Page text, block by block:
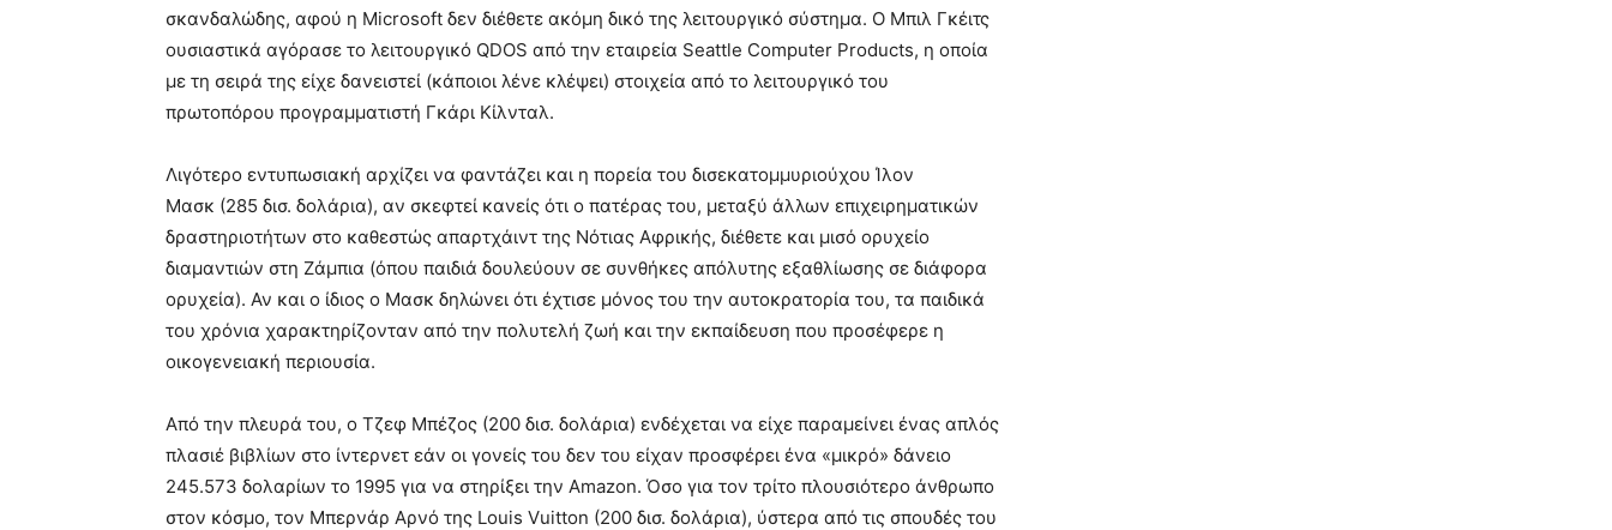
σκανδαλώδης, αφού η Microsoft δεν διέθετε ακόμη δικό της λειτουργικό σύστημα. O Μπιλ Γκέιτς
ουσιαστικά αγόρασε το λειτουργικό QDOS από την εταιρεία Seattle Computer Products, η οποία
με τη σειρά της είχε δανειστεί (κάποιοι λένε κλέψει) στοιχεία από το λειτουργικό του
πρωτοπόρου προγραμματιστή Γκάρι Κίλνταλ.
Λιγότερο εντυπωσιακή αρχίζει να φαντάζει και η πορεία του δισεκατομμυριούχου Ίλον
Μασκ (285 δισ. δολάρια), αν σκεφτεί κανείς ότι ο πατέρας του, μεταξύ άλλων επιχειρηματικών
δραστηριοτήτων στο καθεστώς απαρτχάιντ της Νότιας Αφρικής, διέθετε και μισό ορυχείο
διαμαντιών στη Ζάμπια (όπου παιδιά δουλεύουν σε συνθήκες απόλυτης εξαθλίωσης σε διάφορα
ορυχεία). Αν και ο ίδιος ο Μασκ δηλώνει ότι έχτισε μόνος του την αυτοκρατορία του, τα παιδικά
του χρόνια χαρακτηρίζονταν από την πολυτελή ζωή και την εκπαίδευση που προσέφερε η
οικογενειακή περιουσία.
Από την πλευρά του, ο Τζεφ Μπέζος (200 δισ. δολάρια) ενδέχεται να είχε παραμείνει ένας απλός
πλασιέ βιβλίων στο ίντερνετ εάν οι γονείς του δεν του είχαν προσφέρει ένα «μικρό» δάνειο
245.573 δολαρίων το 1995 για να στηρίξει την Amazon. Όσο για τον τρίτο πλουσιότερο άνθρωπο
στον κόσμο, τον Μπερνάρ Αρνό της Louis Vuitton (200 δισ. δολάρια), ύστερα από τις σπουδές του